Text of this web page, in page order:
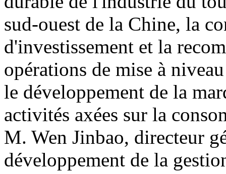
sud-ouest de la Chine, la
d'investissement et la
opérations de mise à
le développement de la
activités axées sur la
M. Wen Jinbao, directeur
développement de la